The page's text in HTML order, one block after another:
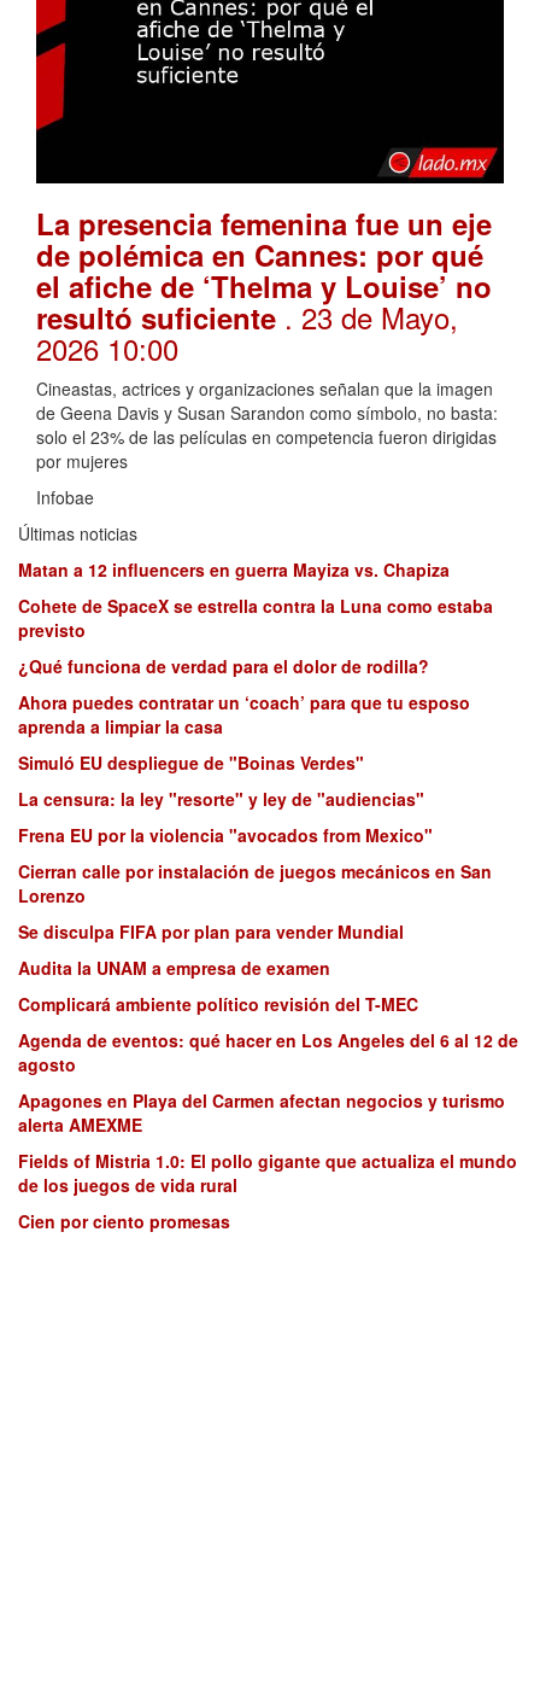
La presencia femenina fue un eje
de polémica en Cannes: por qué
el afiche de ‘Thelma y Louise’ no
resultó suficiente . 23 de Mayo,
2026 10:00
Cineastas, actrices y organizaciones señalan que la imagen
de Geena Davis y Susan Sarandon como símbolo, no basta:
solo el 23% de las películas en competencia fueron dirigidas
por mujeres
Infobae
Últimas noticias
Matan a 12 influencers en guerra Mayiza vs. Chapiza
Cohete de SpaceX se estrella contra la Luna como estaba
previsto
¿Qué funciona de verdad para el dolor de rodilla?
Ahora puedes contratar un ‘coach’ para que tu esposo
aprenda a limpiar la casa
Simuló EU despliegue de "Boinas Verdes"
La censura: la ley "resorte" y ley de "audiencias"
Frena EU por la violencia "avocados from Mexico"
Cierran calle por instalación de juegos mecánicos en San
Lorenzo
Se disculpa FIFA por plan para vender Mundial
Audita la UNAM a empresa de examen
Complicará ambiente político revisión del T-MEC
Agenda de eventos: qué hacer en Los Angeles del 6 al 12 de
agosto
Apagones en Playa del Carmen afectan negocios y turismo
alerta AMEXME
Fields of Mistria 1.0: El pollo gigante que actualiza el mundo
de los juegos de vida rural
Cien por ciento promesas